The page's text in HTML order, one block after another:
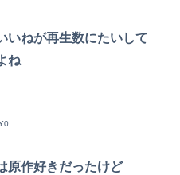
いねが再生数にたいして
ね
原作好きだったけど